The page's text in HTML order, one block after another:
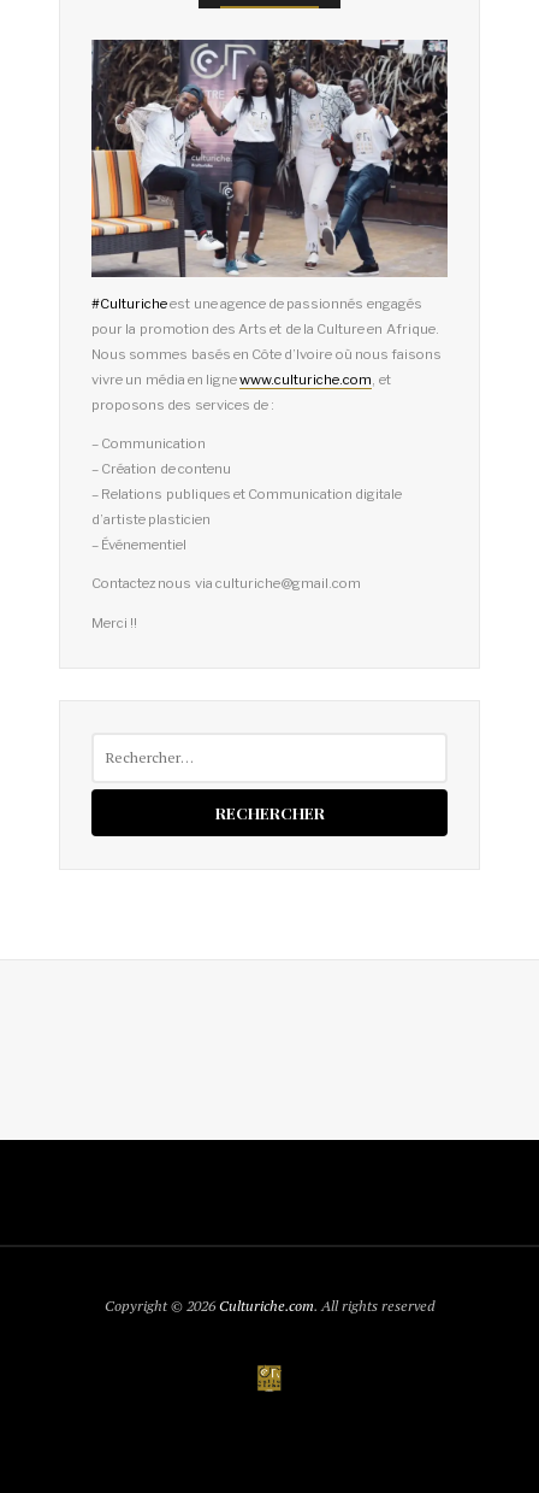
#Culturicheest une agence de passionnés engagés
pour la promotion des Arts et de la Culture en Afrique.
Nous sommes basés en Côte d’Ivoire où nous faisons
vivre un média en lignewww.culturiche.com , et
proposons des services de :
– Communication
– Création de contenu
– Relations publiques et Communication digitale
d’artiste plasticien
– Événementiel
Contactez nous via culturiche@gmail.com
Merci !!
Copyright © 2026Culturiche.com. All rights reserved